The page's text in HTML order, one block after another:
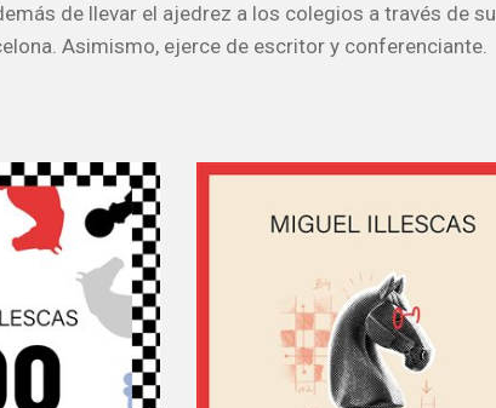
de llevar el ajedrez a los colegios a través de su
Asimismo, ejerce de escritor y conferenciante.